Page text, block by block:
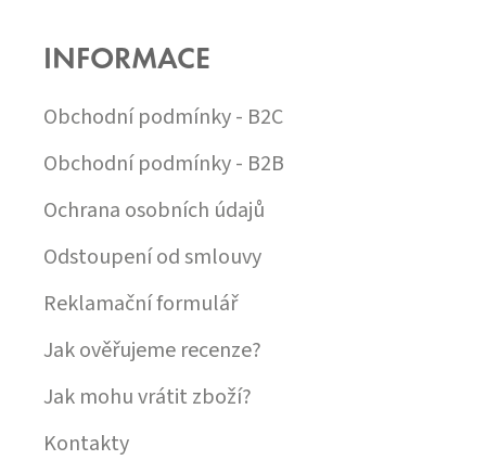
INFORMACE
Obchodní podmínky - B2C
Obchodní podmínky - B2B
Ochrana osobních údajů
Odstoupení od smlouvy
Reklamační formulář
Jak ověřujeme recenze?
Jak mohu vrátit zboží?
Kontakty